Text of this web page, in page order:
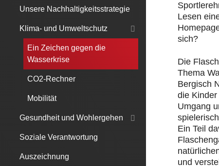
Lesen
sich?
Die
Thema
Bergisch
die
Umgang
Ein Teil
und
Unsere Nachhaltigkeitsstrategie
Klima- und Umweltschutz
Ein Zeichen gegen die
Wasserkrise
CO2-Rechner
Mobilität
Gesundheit und Wohlergehen
Soziale Verantwortung
Auszeichnung